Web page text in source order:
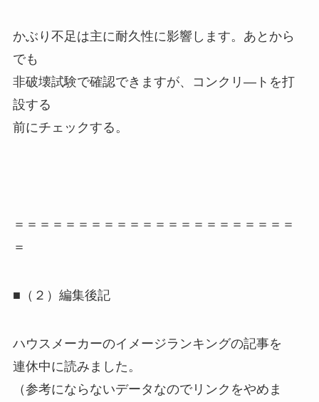
かぶり不足は主に耐久性に影響します。あとから
でも
非破壊試験で確認できますが、コンクリ―トを打
設する
前にチェックする。
＝＝＝＝＝＝＝＝＝＝＝＝＝＝＝＝＝＝＝＝＝＝
＝
■（２）編集後記
ハウスメーカーのイメージランキングの記事を
連休中に読みました。
（参考にならないデータなのでリンクをやめま